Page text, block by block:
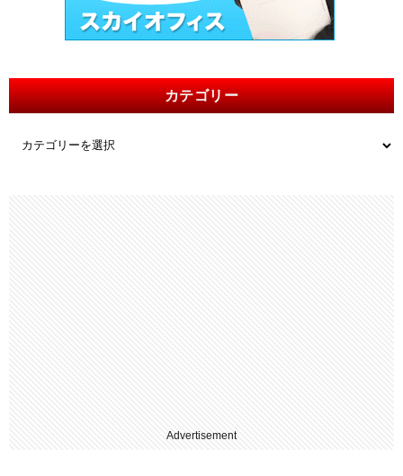
カテゴリー
Advertisement